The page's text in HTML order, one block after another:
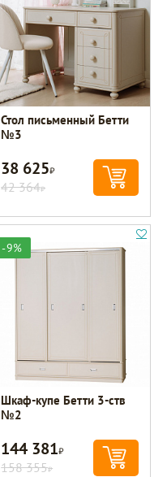
Стол письменный Бетти
№3
38 625Р
42 364Р
-9%
Шкаф-купе Бетти 3-ств
№2
144 381Р
158 355Р